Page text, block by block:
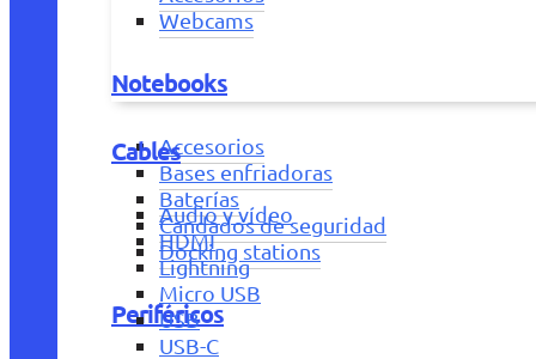
Webcams
Notebooks
Accesorios
Bases enfriadoras
Baterías
Candados de seguridad
Docking stations
Periféricos
Cables
Audio y vídeo
HDMI
Lightning
Micro USB
USB
USB-C